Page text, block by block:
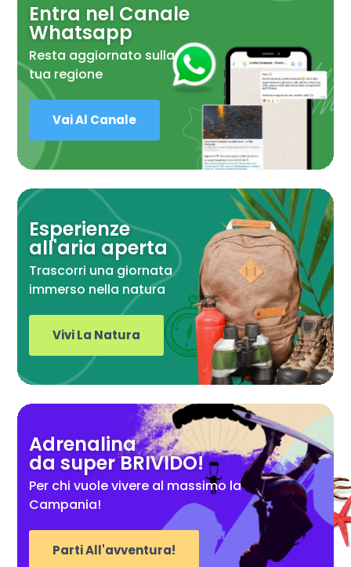
Entra nel Canale
Whatsapp
Resta aggiornato sulla
tua regione
Vai Al Canale
Esperienze
all'aria aperta
Trascorri una giornata
immerso nella natura
Vivi La Natura
Adrenalina
da super BRIVIDO!
Per chi vuole vivere al massimo la
Campania!
Parti All'avventura!